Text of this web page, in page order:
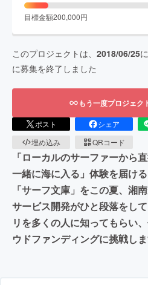
目標金額200,000円
このプロジェクトは、 2018/06/25
に募集を終了しました
もう一度プロジェク
ポスト シェア
埋め込み
QRコード
「ローカルのサーファーから
一緒に海に入る」体験を届け
「サーフ文庫」をこの夏、湘
サービス開発がひと段落をし
リを多くの人に知ってもらい
ウドファンディングに挑戦しま